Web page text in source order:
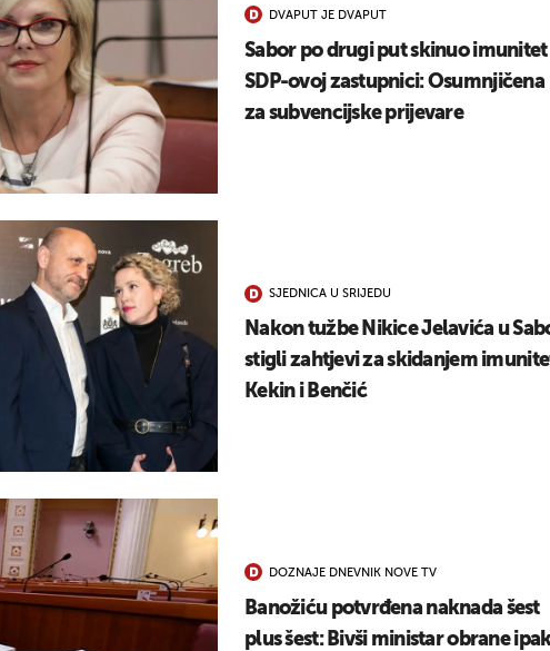
DVAPUT JE DVAPUT
Sabor po drugi put skinuo imunitet
SDP-ovoj zastupnici: Osumnjičena
za subvencijske prijevare
SJEDNICA U SRIJEDU
Nakon tužbe Nikice Jelavića u
stigli zahtjevi za skidanjem
Kekin i Benčić
DOZNAJE DNEVNIK NOVE TV
Banožiću potvrđena naknada šest
plus šest: Bivši ministar obrane